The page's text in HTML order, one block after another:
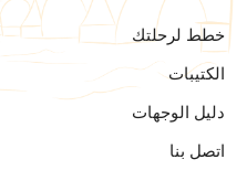
خطط لرحلتك
الكتيبات
دليل الوجهات
اتصل بنا